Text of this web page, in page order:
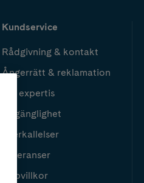
Kundservice
Rådgivning & kontakt
Ångerrätt & reklamation
Vår expertis
Tillgänglighet
Återkallelser
Leveranser
Köpvillkor